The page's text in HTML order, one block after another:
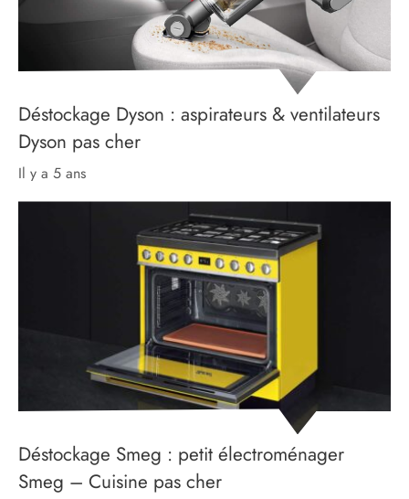
Déstockage Dyson : aspirateurs & ventilateurs
Dyson pas cher
il y a 5 ans
Déstockage Smeg : petit électroménager
Smeg – Cuisine pas cher